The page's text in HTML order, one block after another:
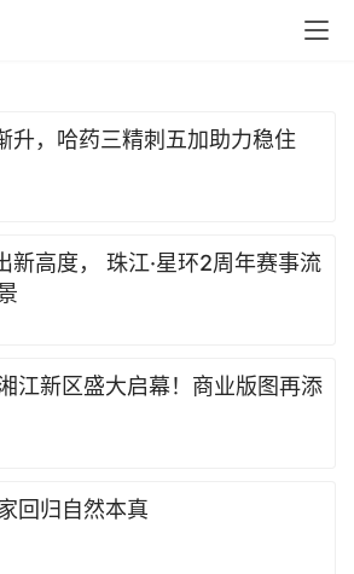
升，哈药三精刺五加助力稳住
新高度， 珠江·星环2周年赛事流
江新区盛大启幕！商业版图再添
回归自然本真